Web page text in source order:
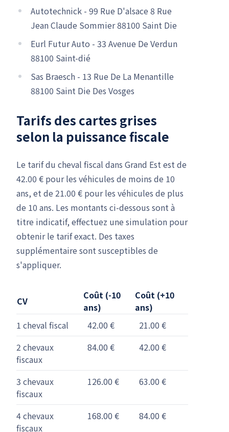
Autotechnick - 99 Rue D'alsace 8 Rue
Jean Claude Sommier 88100 Saint Die
Eurl Futur Auto - 33 Avenue De Verdun
88100 Saint-dié
Sas Braesch - 13 Rue De La Menantille
88100 Saint Die Des Vosges
Tarifs des cartes grises
selon la puissance fiscale
Le tarif du cheval fiscal dans Grand Est est de
42.00 € pour les véhicules de moins de 10
ans, et de 21.00 € pour les véhicules de plus
de 10 ans. Les montants ci-dessous sont à
titre indicatif, effectuez une simulation pour
obtenir le tarif exact. Des taxes
supplémentaire sont susceptibles de
s'appliquer.
CV
Coût (-10
ans)
Coût (+10
ans)
1 cheval fiscal
42.00 €
21.00 €
2 chevaux
fiscaux
84.00 € 42.00 €
3 chevaux
fiscaux
126.00 € 63.00 €
4 chevaux
fiscaux
168.00 € 84.00 €